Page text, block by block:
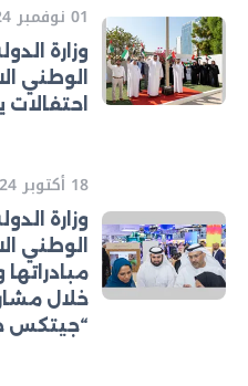
01 نوفمبر 2024
وزارة
الوطني
احتفالات
18 أكتوبر 2024
وزارة
الوطني
خلال
“جيتكس